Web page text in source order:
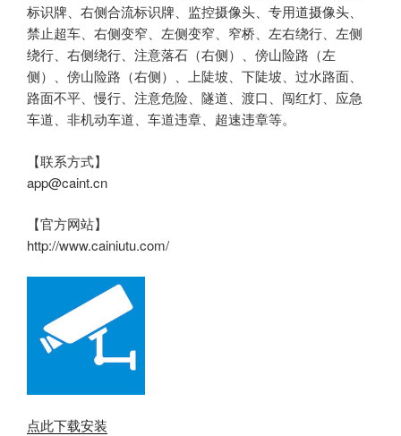
标识牌、右侧合流标识牌、监控摄像头、专用道摄像头、
禁止超车、右侧变窄、左侧变窄、窄桥、左右绕行、左侧
绕行、右侧绕行、注意落石（右侧）、傍山险路（左
侧）、傍山险路（右侧）、上陡坡、下陡坡、过水路面、
路面不平、慢行、注意危险、隧道、渡口、闯红灯、应急
车道、非机动车道、车道违章、超速违章等。
【联系方式】
app@caint.cn
【官方网站】
http://www.cainiutu.com/
点此下载安装